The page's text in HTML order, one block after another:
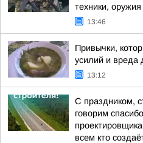
техники,
13:46
Привычки,
усилий и вреда
13:12
С праздником,
говорим
всем кто